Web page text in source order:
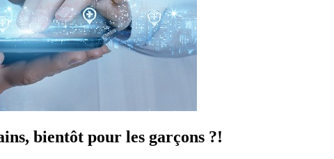
bientôt pour les garçons ?!